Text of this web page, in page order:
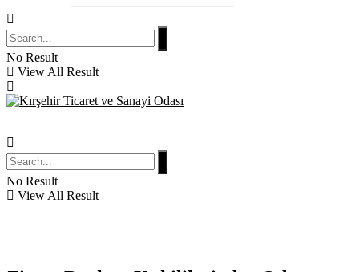
No Result
View All Result
No Result
View All Result